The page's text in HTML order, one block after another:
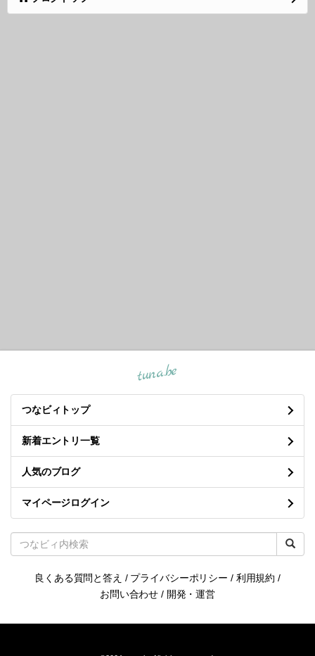
tuna.be
つなビィトップ
新着エントリ一覧
人気のブログ
マイページログイン
良くある質問と答え / プライバシーポリシー / 利用規約 /
お問い合わせ / 開発・運営